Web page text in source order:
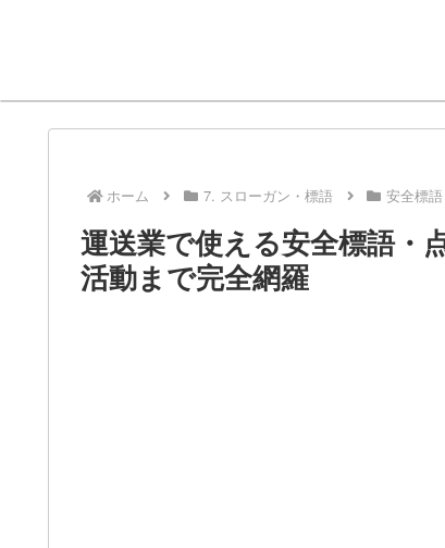
ホーム 7. スローガン・標語 安全標
運送業で使える安全標語・
活動まで完全網羅